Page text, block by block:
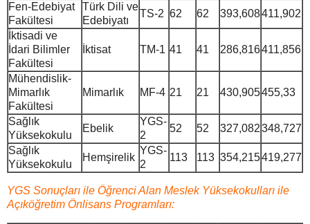
Fen-Edebiyat
Fakültesi
Türk Dili ve
Edebiyatı
TS-2 62 62 393,608411,902
İktisadi ve
İdari Bilimler
Fakültesi
İktisat TM-1 41 41 286,816411,856
Mühendislik-
Mimarlık
Fakültesi
Mimarlık MF-4 21 21 430,905455,33
Sağlık
Yüksekokulu
Ebelik
YGS-
2
52 52 327,082348,727
Sağlık
Yüksekokulu
Hemşirelik
YGS-
2
113 113 354,215419,277
YGS Sonuçları ile Öğrenci Alan Meslek Yüksekokulları ile
Açıköğretim Önlisans Programları: